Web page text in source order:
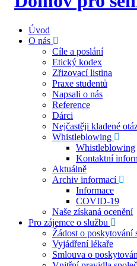
Úvod
O nás
Cíle a poslání
Etický kodex
Zřizovací listina
Praxe studentů
Napsali o nás
Reference
Dárci
Nejčastěji kladené
Whistleblowing
Whistleblowing
Kontaktní
Aktuálně
Archiv informací
Informace
COVID-19
Naše získaná ocenění
Pro zájemce o službu
Žádost o poskytování
Vyjádření lékaře
Smlouva o